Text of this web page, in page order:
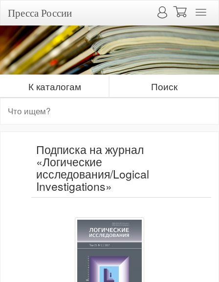
Пресса России
К каталогам Поиск
Подписка на журнал
«Логические
исследования/Logical
Investigations»